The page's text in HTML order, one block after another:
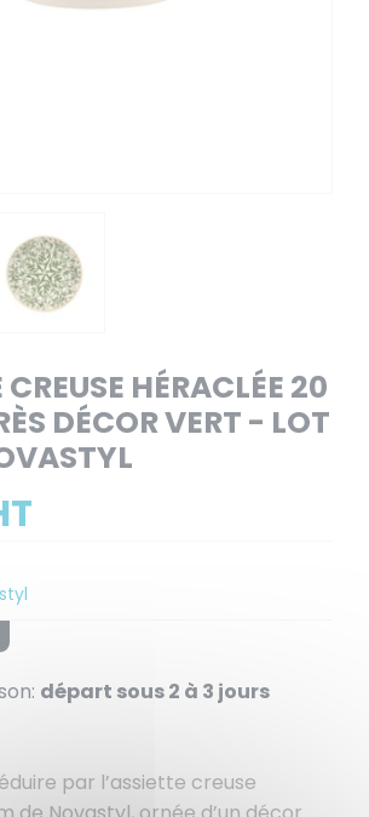
HÉRACLÉE 20
DÉCOR VERT - LOT
départ sous 2 à 3 jours
par l’assiette creuse